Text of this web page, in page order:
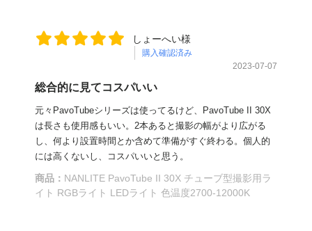
しょーへい様
購入確認済み
2023-07-07
総合的に見てコスパいい
元々PavoTubeシリーズは使ってるけど、PavoTube II 30X
は長さも使用感もいい。2本あると撮影の幅がより広がる
し、何より設置時間とか含めて準備がすぐ終わる。個人的
には高くないし、コスパいいと思う。
商品： NANLITE PavoTube II 30X チューブ型撮影用ラ
イト RGBライト LEDライト 色温度2700-12000K